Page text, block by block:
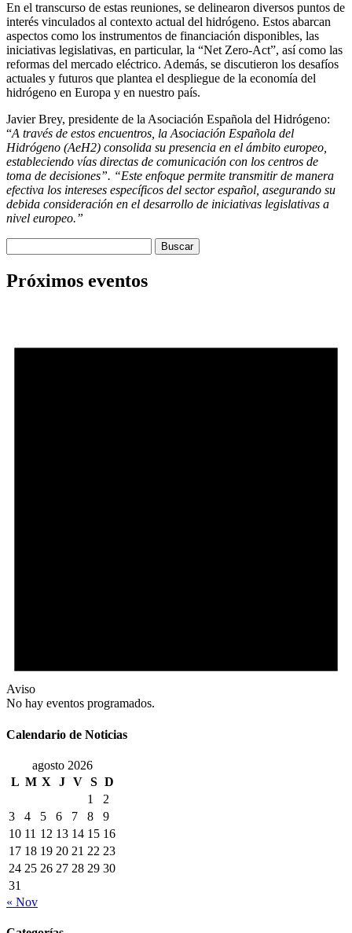
En el transcurso de estas reuniones, se delinearon diversos puntos de
interés vinculados al contexto actual del hidrógeno. Estos abarcan
aspectos como los instrumentos de financiación disponibles, las
iniciativas legislativas, en particular, la “Net Zero-Act”, así como las
reformas del mercado eléctrico. Además, se discutieron los desafíos
actuales y futuros que plantea el despliegue de la economía del
hidrógeno en Europa y en nuestro país.
Javier Brey, presidente de la Asociación Española del Hidrógeno:
“A través de estos encuentros, la Asociación Española del
Hidrógeno (AeH2) consolida su presencia en el ámbito europeo,
estableciendo vías directas de comunicación con los centros de
toma de decisiones”. “Este enfoque permite transmitir de manera
efectiva los intereses específicos del sector español, asegurando su
debida consideración en el desarrollo de iniciativas legislativas a
nivel europeo.”
Próximos eventos
Aviso
No hay eventos programados.
Calendario de Noticias
agosto 2026
L M X J V S D
1
2
3
4 5 6 7 8
9
10 11 12 13 14 15 16
17 18 19 20 21 22 23
24 25 26 27 28 29 30
31
« Nov